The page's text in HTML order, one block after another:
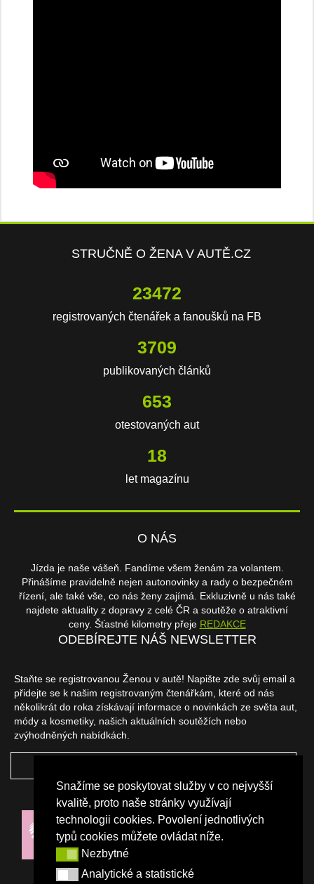
Snažíme se poskytovat služby v co nejvyšší
kvalitě, proto naše stránky využívají
technologii cookies. Povolení jednotlivých
typů cookies můžete ovládat níže.
NezbytnéNezbytné
Analytické a statistické
Analytické a statistické
STRUČNĚ O ŽENA V AUTĚ.CZ
23472
registrovaných čtenářek a fanoušků na FB
3709
publikovaných článků
653
otestovaných aut
18
let magazínu
O NÁS
Jízda je naše vášeň. Fandíme všem ženám za volantem.
Přinášíme pravidelně nejen autonovinky a rady o bezpečném
řízení, ale také vše, co nás ženy zajímá. Exkluzivně u nás také
najdete aktuality z dopravy z celé ČR a soutěže o atraktivní
ceny. Šťastné kilometry přeje REDAKCE
ODEBÍREJTE NÁŠ NEWSLETTER
Staňte se registrovanou Ženou v autě! Napište zde svůj email a
přidejte se k našim registrovaným čtenářkám, které od nás
několikrát do roka získávají informace o novinkách ze světa aut,
módy a kosmetiky, našich aktuálních soutěžích nebo
zvýhodněných nabídkách.
NAŠI PARTNEŘI